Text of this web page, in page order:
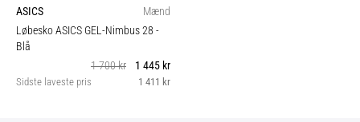
ASICS
Mænd
Løbesko ASICS GEL-Nimbus 28 -
Blå
1 700 kr
1 445 kr
Sidste laveste pris 1 411 kr